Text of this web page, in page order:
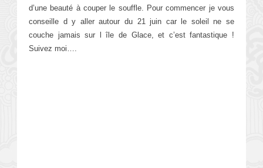
d’une beauté à couper le souffle. Pour commencer je vous
conseille d y aller autour du 21 juin car le soleil ne se
couche jamais sur l île de Glace, et c’est fantastique !
Suivez moi….